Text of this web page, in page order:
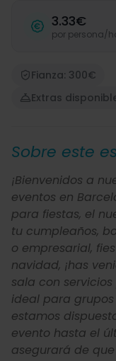
3.33€
por persona/
Fianza: 300€
Extras
Sobre este
¡Bienvenidos a
eventos en
para fiestas, el
tu cumpleaños,
o empresarial,
navidad, ¡has
sala con
ideal para
estamos
evento hasta el
asegurará de